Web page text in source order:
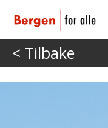
< Tilbake